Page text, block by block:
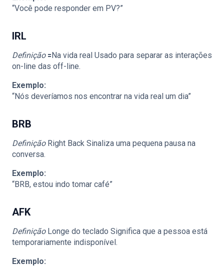
“Você pode responder em PV?”
IRL
Definição🟰Na vida real Usado para separar as interações
on-line das off-line.
Exemplo:
“Nós deveríamos nos encontrar na vida real um dia”
BRB
DefiniçãoRight Back Sinaliza uma pequena pausa na
conversa.
Exemplo:
“BRB, estou indo tomar café”
AFK
DefiniçãoLonge do teclado Significa que a pessoa está
temporariamente indisponível.
Exemplo: